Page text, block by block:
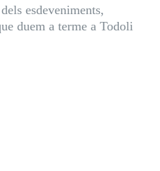
esdeveniments,
duem a terme a Todoli